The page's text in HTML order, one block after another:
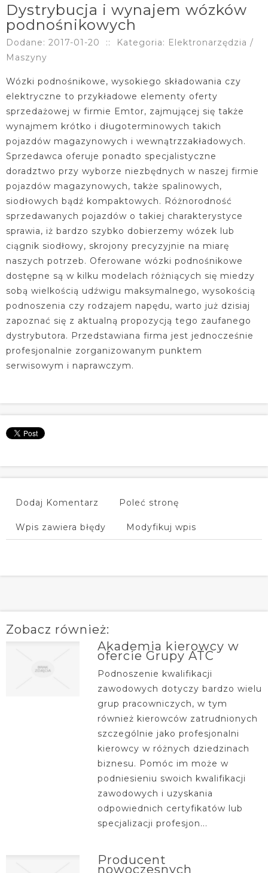
Dystrybucja i wynajem wózków
podnośnikowych
Dodane: 2017-01-20 ::
Kategoria: Elektronarzędzia /
Maszyny
Wózki podnośnikowe, wysokiego składowania czy
elektryczne to przykładowe elementy oferty
sprzedażowej w firmie Emtor, zajmującej się także
wynajmem krótko i długoterminowych takich
pojazdów magazynowych i wewnątrzzakładowych.
Sprzedawca oferuje ponadto specjalistyczne
doradztwo przy wyborze niezbędnych w naszej firmie
pojazdów magazynowych, także spalinowych,
siodłowych bądź kompaktowych. Różnorodność
sprzedawanych pojazdów o takiej charakterystyce
sprawia, iż bardzo szybko dobierzemy wózek lub
ciągnik siodłowy, skrojony precyzyjnie na miarę
naszych potrzeb. Oferowane wózki podnośnikowe
dostępne są w kilku modelach różniących się miedzy
sobą wielkością udźwigu maksymalnego, wysokością
podnoszenia czy rodzajem napędu, warto już dzisiaj
zapoznać się z aktualną propozycją tego zaufanego
dystrybutora. Przedstawiana firma jest jednocześnie
profesjonalnie zorganizowanym punktem
serwisowym i naprawczym.
Dodaj Komentarz Poleć stronę
Wpis zawiera błędy Modyfikuj wpis
Zobacz również:
Akademia kierowcy w
ofercie Grupy ATC
Podnoszenie kwalifikacji
zawodowych dotyczy bardzo wielu
grup pracowniczych, w tym
również kierowców zatrudnionych
szczególnie jako profesjonalni
kierowcy w różnych dziedzinach
biznesu. Pomóc im może w
podniesieniu swoich kwalifikacji
zawodowych i uzyskania
odpowiednich certyfikatów lub
specjalizacji profesjon...
Producent
nowoczesnych